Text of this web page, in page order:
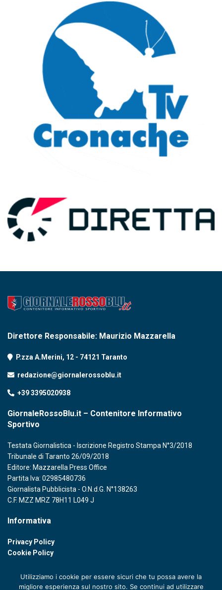
Direttore Responsabile: Maurizio Mazzarella
P.zza A.Merini, 12 - 74121 Taranto
redazione@giornalerossoblu.it
+39 3395020938
GiornaleRossoBlu.it – Contenitore Informativo
Sportivo
Testata Giornalistica - Iscrizione Registro Stampa N°3/2018
Tribunale di Taranto 26/09/2018
Editore: Mazzarella Press Office
Partita Iva: 02985480736
Giornalista Pubblicista - O.N.d.G. N°138263
C.F. MZZ MRZ 78H11 L049 J
Informativa
Privacy Policy
Cookie Policy
Utilizziamo i cookie per essere sicuri che tu possa avere la
migliore esperienza sul nostro sito. Se continui ad utilizzare